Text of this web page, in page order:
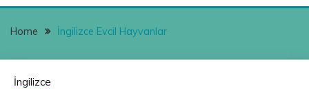
Home İngilizce Evcil Hayvanlar
İngilizce